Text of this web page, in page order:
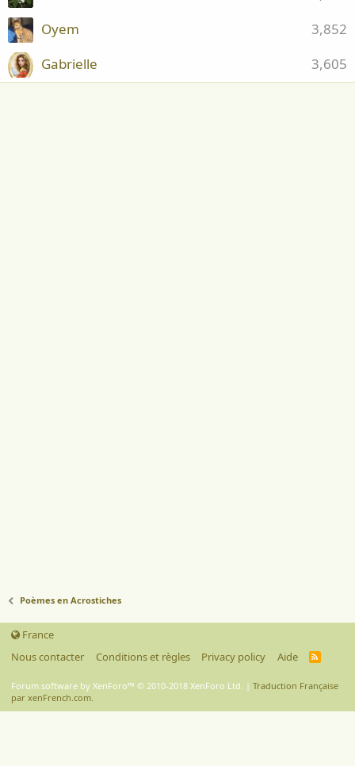
3,852
Oyem
3,605
Gabrielle
Poèmes en Acrostiches
France
Nous contacter
Conditions et règles Privacy policy Aide
R
S
Forum software by XenForo™ © 2010-2018 XenForo Ltd. | Traduction Française
par xenFrench.com.